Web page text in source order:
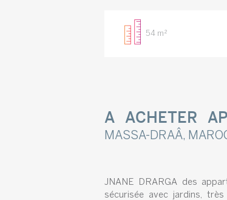
54 m²
A ACHETER
MASSA-DRAÂ,
JNANE DRARGA des
sécurisée avec jardins,